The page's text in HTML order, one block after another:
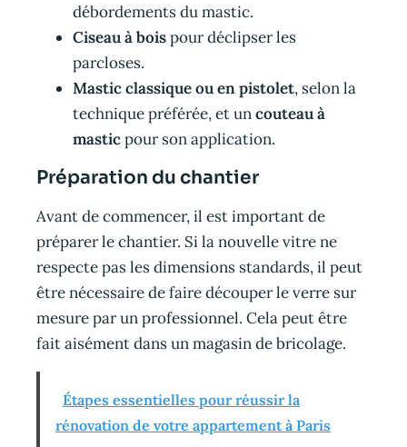
débordements du mastic.
Ciseau à boispour déclipser les
parcloses.
Mastic classique ou en pistolet, selon la
technique préférée, et uncouteau à
masticpour son application.
Préparation du chantier
Avant de commencer, il est important de
préparer le chantier. Si la nouvelle vitre ne
respecte pas les dimensions standards, il peut
être nécessaire de faire découper le verre sur
mesure par un professionnel. Cela peut être
fait aisément dans un magasin de bricolage.
Étapes essentielles pour réussir la
rénovation de votre appartement à Paris